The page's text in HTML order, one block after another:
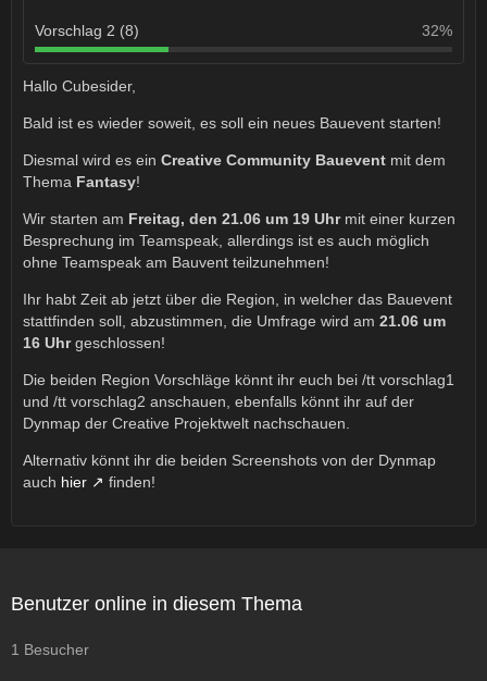
Vorschlag 2 (8) 32%
Hallo Cubesider,
Bald ist es wieder soweit, es soll ein neues Bauevent starten!
Diesmal wird es ein Creative Community Bauevent mit dem
Thema Fantasy!
Wir starten am Freitag, den 21.06 um 19 Uhrmit einer kurzen
Besprechung im Teamspeak, allerdings ist es auch möglich
ohne Teamspeak am Bauvent teilzunehmen!
Ihr habt Zeit ab jetzt über die Region, in welcher das Bauevent
stattfinden soll, abzustimmen, die Umfrage wird am 21.06 um
16 Uhrgeschlossen!
Die beiden Region Vorschläge könnt ihr euch bei /tt vorschlag1
und /tt vorschlag2 anschauen, ebenfalls könnt ihr auf der
Dynmap der Creative Projektwelt nachschauen.
Alternativ könnt ihr die beiden Screenshots von der Dynmap
auch hier finden!
Benutzer online in diesem Thema
1 Besucher